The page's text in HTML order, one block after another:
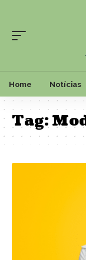
Home Notícias
Tag: